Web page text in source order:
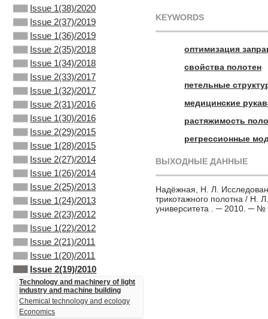
Issue 1(38)/2020
Issue 2(37)/2019
Issue 1(36)/2019
Issue 2(35)/2018
Issue 1(34)/2018
Issue 2(33)/2017
Issue 1(32)/2017
Issue 2(31)/2016
Issue 1(30)/2016
Issue 2(29)/2015
Issue 1(28)/2015
Issue 2(27)/2014
Issue 1(26)/2014
Issue 2(25)/2013
Issue 1(24)/2013
Issue 2(23)/2012
Issue 1(22)/2012
Issue 2(21)/2011
Issue 1(20)/2011
Issue 2(19)/2010
Technology and machinery of light
industry and machine building
Chemical technology and ecology
Economics
KEYWORDS
оптимизация
свойства полотен
петельные
медицинские
растяжимость
регрессионные
ВЫХОДНЫЕ ДАННЫЕ
Надёжная, Н. Л.
трикотажного полотна / Н.
университета . ─ 2010. ─